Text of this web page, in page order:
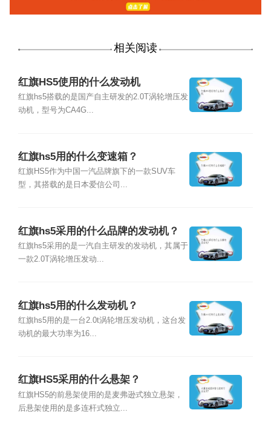
相关阅读
红旗HS5使用的什么发动机
红旗hs5搭载的是国产自主研发的2.0T涡轮增压发
动机，型号为CA4G...
红旗hs5用的什么变速箱？
红旗HS5作为中国一汽品牌旗下的一款SUV车
型，其搭载的是日本爱信公司...
红旗hs5采用的什么品牌的发动机？
红旗hs5采用的是一汽自主研发的发动机，其属于
一款2.0T涡轮增压发动...
红旗hs5用的什么发动机？
红旗hs5用的是一台2.0t涡轮增压发动机，这台发
动机的最大功率为16...
红旗HS5采用的什么悬架？
红旗HS5的前悬架使用的是麦弗逊式独立悬架，
后悬架使用的是多连杆式独立...